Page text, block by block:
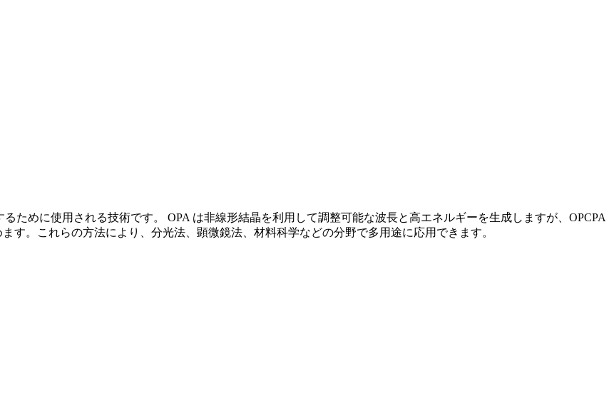
ために使用される技術です。 OPA は非線形結晶を利用して調整可能な波長と高エネルギーを生成しますが、OPCPA
す。これらの方法により、分光法、顕微鏡法、材料科学などの分野で多用途に応用できます。